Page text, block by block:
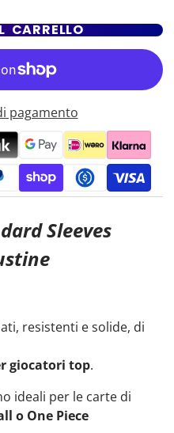
CARRELLO
pagamento
Sleeves
resistenti e solide, di
giocatori top.
ideali per le carte di
o One Piece